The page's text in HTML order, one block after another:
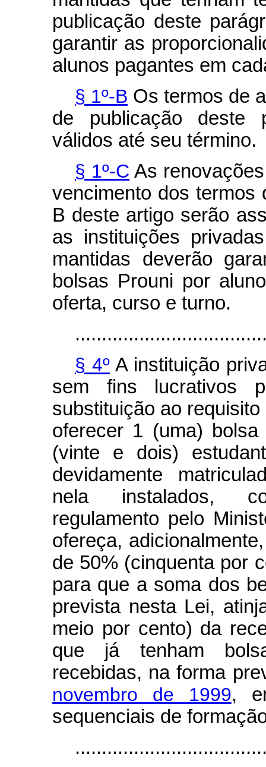
publicação deste
garantir as
alunos pagantes em
§ 1º-B Os termos de
de publicação deste
válidos até seu término.
§ 1º-C As
vencimento dos termos
B deste artigo serão
as instituições
mantidas deverão
bolsas Prouni por
oferta, curso e turno.
§ 4º A instituição
sem fins lucrativos
substituição ao
oferecer 1 (uma)
(vinte e dois)
devidamente
nela instalados,
regulamento pelo
ofereça,
de 50% (cinquenta por
para que a soma dos
prevista nesta Lei,
meio por cento) da
que já tenham
recebidas, na forma
novembro de 1999,
sequenciais de